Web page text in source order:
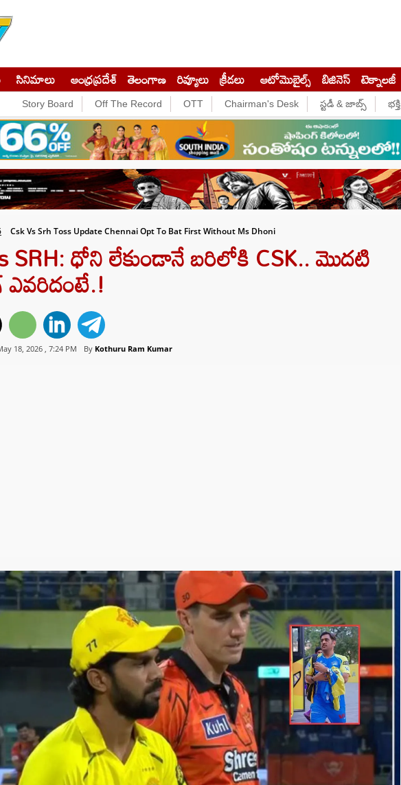
సినిమాలు ఆంధ్రప్రదేశ్ తెలంగాణ రివ్యూలు క్రీడలు ఆటోమొబైల్స్ బిజినెస్‌ టెక్నాలజీ
Story Board Off The Record OTT Chairman's Desk స్టడీ & జాబ్స్ భక్తి
Csk Vs Srh Toss Update Chennai Opt To Bat First Without Ms Dhoni
SRH: ధోని లేకుండానే బరిలోకి CSK.. మొదటి
ఎవరిదంటే.!
18, 2026 , 7:24 PM By Kothuru Ram Kumar